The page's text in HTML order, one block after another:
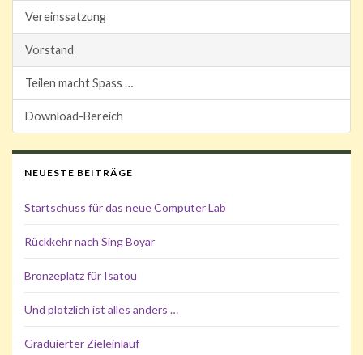
Vereinssatzung
Vorstand
Teilen macht Spass …
Download-Bereich
NEUESTE BEITRÄGE
Startschuss für das neue Computer Lab
Rückkehr nach Sing Boyar
Bronzeplatz für Isatou
Und plötzlich ist alles anders …
Graduierter Zieleinlauf